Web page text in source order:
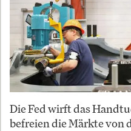
Die Fed wirft das
befreien die Märkte von